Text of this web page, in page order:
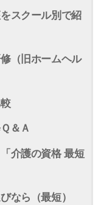
スクール別で紹
（旧ホームヘル
＆Ａ
介護の資格 最短
なら（最短）